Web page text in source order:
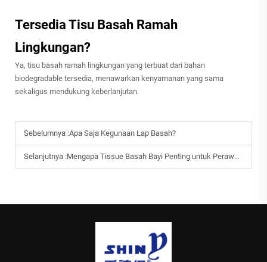
Tersedia Tisu Basah Ramah
Lingkungan?
Ya, tisu basah ramah lingkungan yang terbuat dari bahan
biodegradable tersedia, menawarkan kenyamanan yang sama
sekaligus mendukung keberlanjutan.
Sebelumnya :Apa Saja Kegunaan Lap Basah?
Selanjutnya :Mengapa Tissue Basah Bayi Penting untuk Perawatan Kulit Sensitif?